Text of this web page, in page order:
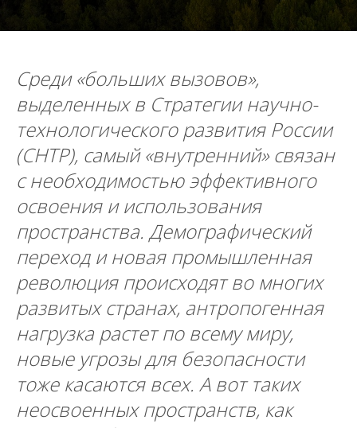
Среди «больших вызовов»,
выделенных в Стратегии научно-
технологического развития России
(СНТР), самый «внутренний» связан
с необходимостью эффективного
освоения и использования
пространства. Демографический
переход и новая промышленная
революция происходят во многих
развитых странах, антропогенная
нагрузка растет по всему миру,
новые угрозы для безопасности
тоже касаются всех. А вот таких
неосвоенных пространств, как